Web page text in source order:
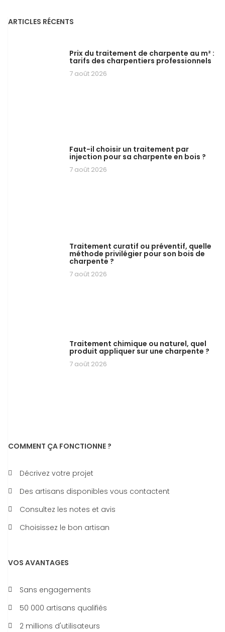
ARTICLES RÉCENTS
Prix du traitement de charpente au m² :
tarifs des charpentiers professionnels
7 août 2026
Faut-il choisir un traitement par
injection pour sa charpente en bois ?
7 août 2026
Traitement curatif ou préventif, quelle
méthode privilégier pour son bois de
charpente ?
7 août 2026
Traitement chimique ou naturel, quel
produit appliquer sur une charpente ?
7 août 2026
COMMENT ÇA FONCTIONNE ?
Décrivez votre projet
Des artisans disponibles vous contactent
Consultez les notes et avis
Choisissez le bon artisan
VOS AVANTAGES
Sans engagements
50 000 artisans qualifiés
2 millions d'utilisateurs